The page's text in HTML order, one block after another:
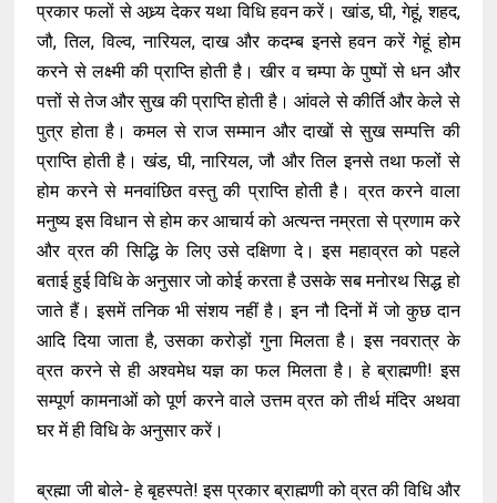
प्रकार फलों से अध्र्य देकर यथा विधि हवन करें। खांड, घी, गेहूं, शहद,
जौ, तिल, विल्व, नारियल, दाख और कदम्ब इनसे हवन करें गेहूं होम
करने से लक्ष्मी की प्राप्ति होती है। खीर व चम्पा के पुष्पों से धन और
पत्तों से तेज और सुख की प्राप्ति होती है। आंवले से कीर्ति और केले से
पुत्र होता है। कमल से राज सम्मान और दाखों से सुख सम्पत्ति की
प्राप्ति होती है। खंड, घी, नारियल, जौ और तिल इनसे तथा फलों से
होम करने से मनवांछित वस्तु की प्राप्ति होती है। व्रत करने वाला
मनुष्य इस विधान से होम कर आचार्य को अत्यन्त नम्रता से प्रणाम करे
और व्रत की सिद्धि के लिए उसे दक्षिणा दे। इस महाव्रत को पहले
बताई हुई विधि के अनुसार जो कोई करता है उसके सब मनोरथ सिद्ध हो
जाते हैं। इसमें तनिक भी संशय नहीं है। इन नौ दिनों में जो कुछ दान
आदि दिया जाता है, उसका करोड़ों गुना मिलता है। इस नवरात्र के
व्रत करने से ही अश्वमेध यज्ञ का फल मिलता है। हे ब्राह्मणी! इस
सम्पूर्ण कामनाओं को पूर्ण करने वाले उत्तम व्रत को तीर्थ मंदिर अथवा
घर में ही विधि के अनुसार करें।
ब्रह्मा जी बोले- हे बृहस्पते! इस प्रकार ब्राह्मणी को व्रत की विधि और